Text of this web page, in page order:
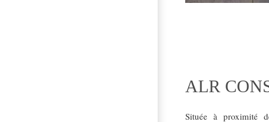
ALR
Située à proximité